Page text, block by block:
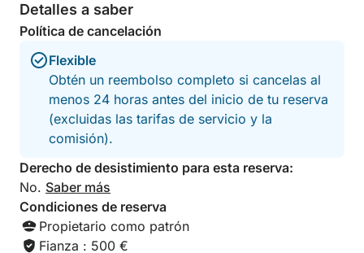
Detalles a saber
Política de cancelación
Flexible
Obtén un reembolso completo si cancelas al
menos 24 horas antes del inicio de tu reserva
(excluidas las tarifas de servicio y la
comisión).
Derecho de desistimiento para esta reserva:
No. Saber más
Condiciones de reserva
Propietario como patrón
Fianza : 500 €